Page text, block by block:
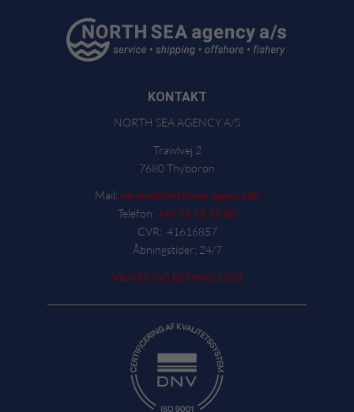
KONTAKT
NORTH SEA AGENCY A/S
Trawlvej 2
7680 Thyborøn
Mail: service@northsea-agency.dk
Telefon: +45 51 18 76 80
CVR: 41616857
Åbningstider: 24/7
VILKÅR OG BETINGELSER